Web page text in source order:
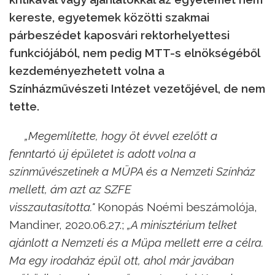
kereste, egyetemek közötti szakmai
párbeszédet kaposvári rektorhelyettesi
funkciójából, nem pedig MTT-s elnökségéből
kezdeményezhetett volna a
Színházművészeti Intézet vezetőjével, de nem
tette.
„Megemlítette, hogy öt évvel ezelőtt a
fenntartó új épületet is adott volna a
színművészetinek a MÜPA és a Nemzeti Színház
mellett, ám azt az SZFE
visszautasította."Konopás Noémi beszámolója,
Mandiner, 2020.06.27.; „A minisztérium telket
ajánlott a Nemzeti és a Müpa mellett erre a célra.
Ma egy irodaház épül ott, ahol már javában